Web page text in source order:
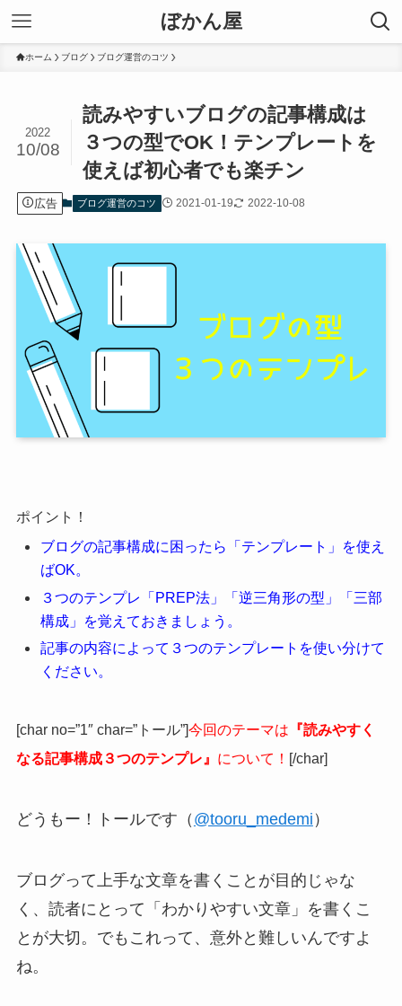
ぼかん屋
ホーム ブログ ブログ運営のコツ
読みやすいブログの記事構成は
３つの型でOK！テンプレートを
使えば初心者でも楽チン
2022
10/08
広告 ブログ運営のコツ 2021-01-19 2022-10-08
ポイント！
ブログの記事構成に困ったら「テンプレート」を使え
ばOK。
３つのテンプレ「PREP法」「逆三角形の型」「三部
構成」を覚えておきましょう。
記事の内容によって３つのテンプレートを使い分けて
ください。
[char no=”1″ char=”トール”]今回のテーマは 『読みやすく
なる記事構成３つのテンプレ』 について！ [/char]
どうもー！トールです（ @tooru_medemi ）
ブログって上手な文章を書くことが目的じゃな
く、読者にとって「わかりやすい文章」を書くこ
とが大切。でもこれって、意外と難しいんですよ
ね。